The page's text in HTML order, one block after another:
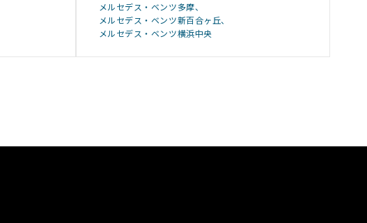
メルセデス・ベンツ多摩
メルセデス・ベンツ新百合ヶ丘
メルセデス・ベンツ横浜中央